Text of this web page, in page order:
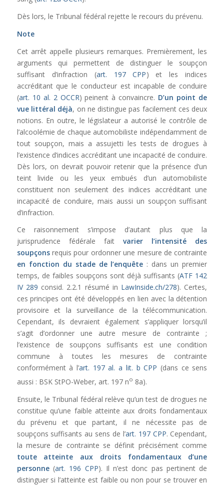
Dès lors, le Tribunal fédéral rejette le recours du prévenu.
Note
Cet arrêt appelle plusieurs remarques. Premièrement, les
arguments qui permettent de distinguer le soupçon
suffisant d’infraction (art. 197 CPP) et les indices
accréditant que le conducteur est incapable de conduire
(art. 10 al. 2 OCCR) peinent à convaincre. D’un point de
vue littéral déjà, on ne distingue pas facilement ces deux
notions. En outre, le législateur a autorisé le contrôle de
l’alcoolémie de chaque automobiliste indépendamment de
tout soupçon, mais a assujetti les tests de drogues à
l’existence d’indices accréditant une incapacité de conduire.
Dès lors, on devrait pouvoir retenir que la présence d’un
teint livide ou les yeux embués d’un automobiliste
constituent non seulement des indices accréditant une
incapacité de conduire, mais aussi un soupçon suffisant
d’infraction.
Ce raisonnement s’impose d’autant plus que la
jurisprudence fédérale faitvarier l’intensité des
soupçonsrequis pour ordonner une mesure de contrainte
en fonction du stade de l’enquête : dans un premier
temps, de faibles soupçons sont déjà suffisants (ATF 142
IV 289 consid. 2.2.1 résumé in LawInside.ch/278). Certes,
ces principes ont été développés en lien avec la détention
provisoire et la surveillance de la télécommunication.
Cependant, ils devraient également s’appliquer lorsqu’il
s’agit d’ordonner une autre mesure de contrainte ;
l’existence de soupçons suffisants est une condition
commune à toutes les mesures de contrainte
conformément à l’art. 197 al. a lit. b CPP (dans ce sens
aussi : BSK StPO-Weber, art. 197 no 8a).
Ensuite, le Tribunal fédéral relève qu’un test de drogues ne
constitue qu’une faible atteinte aux droits fondamentaux
du prévenu et que partant, il ne nécessite pas de
soupçons suffisants au sens de l’art. 197 CPP. Cependant,
la mesure de contrainte se définit précisément comme
toute atteinte aux droits fondamentaux d’une
personne(art. 196 CPP). Il n’est donc pas pertinent de
distinguer si l’atteinte est faible ou non pour se trouver en